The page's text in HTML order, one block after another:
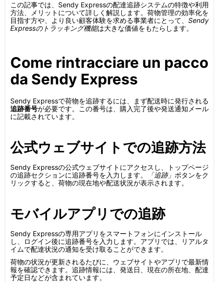
この記事では、Sendy Expressの配達追跡システムの特徴や利用
方法、メリットについて詳しく解説します。荷物管理の効率化を
目指す方や、より良い顧客体験を求める事業者にとって、 Sendy
Expressのトラッキング機能は大きな価値をもたらします。
Come rintracciare un pacco
da Sendy Express
Sendy Expressで荷物を追跡するには、まず配送時に発行される
追跡番号が必要です。この番号は、購入完了後や発送通知メール
に記載されています。
公式ウェブサイトでの追跡方法
Sendy Expressの公式ウェブサイトにアクセスし、トップページ
の追跡セクションに追跡番号を入力します。
「追跡」 ボタンをク
リックすると、荷物の現在地や配送状況が表示されます。
モバイルアプリでの追跡
Sendy Expressの専用アプリをスマートフォンにインストール
し、ログイン後に追跡番号を入力します。アプリでは、リアルタ
イムで配達状況の通知を受け取ることができます。
荷物の状況が更新されるたびに、ウェブサイトやアプリで最新情
報を確認できます。追跡情報には、発送日、現在の所在地、配達
予定日などが含まれています。